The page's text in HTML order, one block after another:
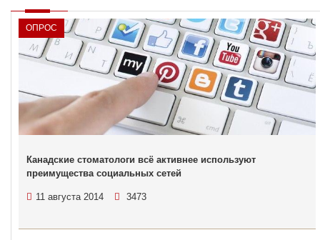
ОПРОС
Канадские стоматологи всё активнее используют
преимущества социальных сетей
11 августа 2014 3473